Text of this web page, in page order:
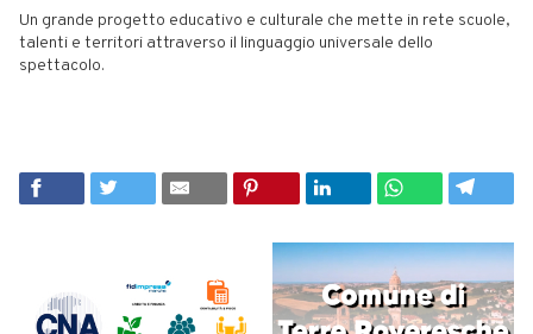
Un grande progetto educativo e culturale che mette in rete scuole,
talenti e territori attraverso il linguaggio universale dello
spettacolo.